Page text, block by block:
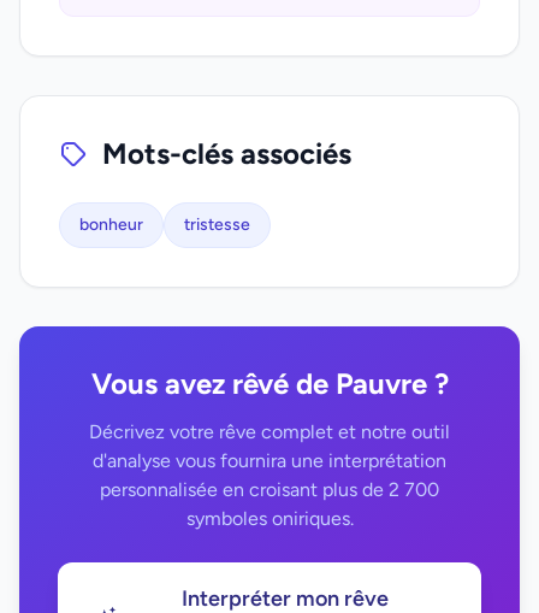
Mots-clés associés
bonheur tristesse
Vous avez rêvé de Pauvre ?
Décrivez votre rêve complet et notre outil
d'analyse vous fournira une interprétation
personnalisée en croisant plus de 2 700
symboles oniriques.
Interpréter mon rêve